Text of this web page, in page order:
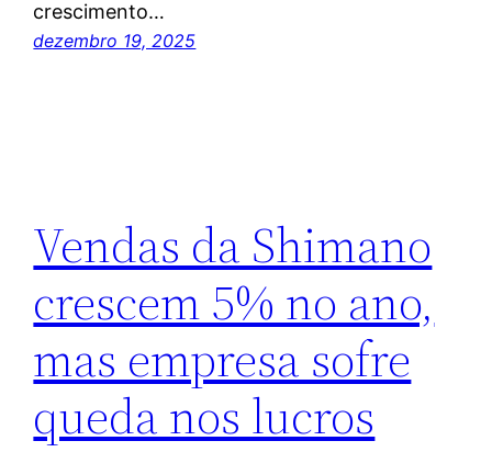
crescimento…
dezembro 19, 2025
Vendas da Shimano
crescem 5% no ano,
mas empresa sofre
queda nos lucros